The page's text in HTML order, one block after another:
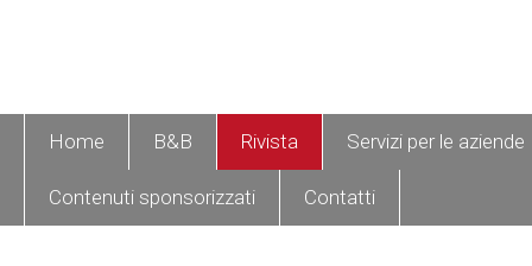
Home B&B Rivista Servizi per le aziende
Contenuti sponsorizzati Contatti